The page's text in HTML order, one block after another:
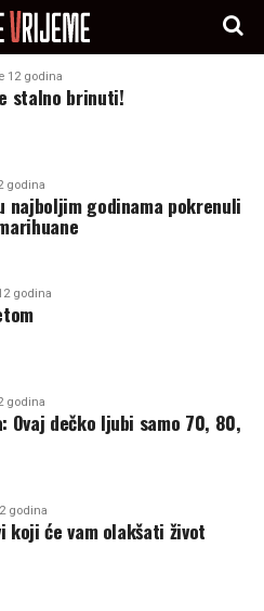
12 godina
stalno brinuti!
godina
najboljim godinama pokrenuli
godina
godina
Ovaj dečko ljubi samo 70, 80,
godina
koji će vam olakšati život